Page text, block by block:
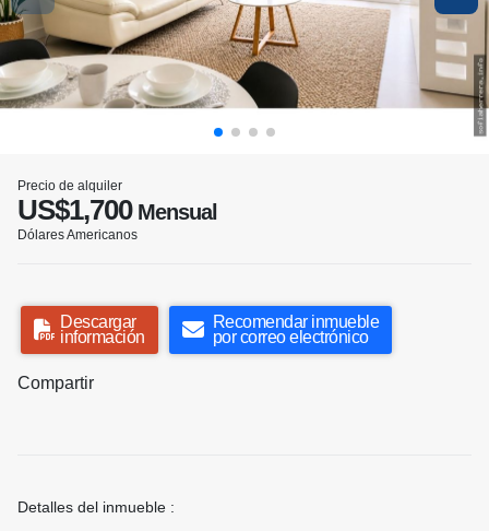
Precio de alquiler
US$1,700Mensual
Dólares Americanos
Descargar
información
Recomendar inmueble
por correo electrónico
Compartir
Detalles del inmueble :